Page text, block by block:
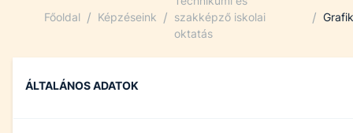
Főoldal / Képzéseink / szakképző iskolai
oktatás
/
ÁLTALÁNOS ADATOK